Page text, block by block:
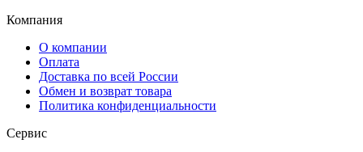
Компания
О компании
Оплата
Доставка по всей России
Обмен и возврат товара
Политика конфиденциальности
Сервис